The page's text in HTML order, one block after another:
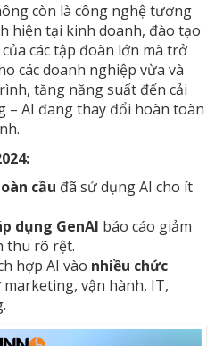
còn là công nghệ tương
hiện tại kinh doanh, đào tạo
các tập đoàn lớn mà trở
các doanh nghiệp vừa và
tăng năng suất đến cải
– AI đang thay đổi hoàn toàn
cầu đã sử dụng AI cho ít
dụng GenAI báo cáo giảm
thu rõ rệt.
hợp AI vào nhiều chức
vận hành, IT,